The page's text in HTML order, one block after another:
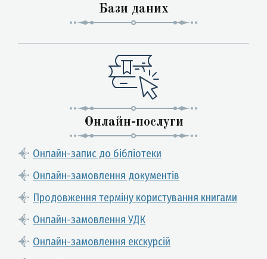
Бази даних
Онлайн-послуги
Онлайн-запис до бібліотеки
Онлайн-замовлення документів
Продовження терміну користування книгами
Онлайн-замовлення УДК
Онлайн-замовлення екскурсій